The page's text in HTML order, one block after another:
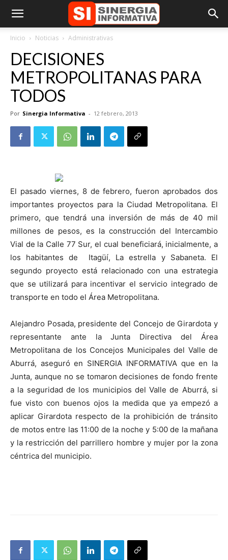
Inicio Noticias Administrativas
DECISIONES
METROPOLITANAS PARA
TODOS
Por Sinergia Informativa - 12 febrero, 2013
El pasado viernes, 8 de febrero, fueron aprobados dos
importantes proyectos para la Ciudad Metropolitana. El
primero, que tendrá una inversión de más de 40 mil
millones de pesos, es la construcción del Intercambio
Vial de la Calle 77 Sur, el cual beneficiará, inicialmente, a
los habitantes de Itagüí, La estrella y Sabaneta. El
segundo proyecto está relacionado con una estrategia
que se utilizará para incentivar el servicio integrado de
transporte en todo el Área Metropolitana.
Alejandro Posada, presidente del Concejo de Girardota y
representante ante la Junta Directiva del Área
Metropolitana de los Concejos Municipales del Valle de
Aburrá, aseguró en SINERGIA INFORMATIVA que en la
Junta, aunque no se tomaron decisiones de fondo frente
a la seguridad de los municipios del Valle de Aburrá, si
fue visto con buenos ojos la medida que ya empezó a
aplicar Girardota respecto de la prohibición de tránsito
de motos entre las 11:00 de la noche y 5:00 de la mañana
y la restricción del parrillero hombre y mujer por la zona
céntrica del municipio.